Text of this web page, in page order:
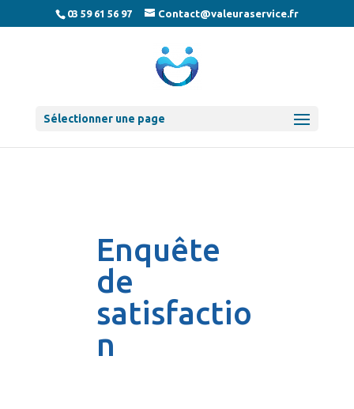
03 59 61 56 97 Contact@valeuraservice.fr
Sélectionner une page
de
satisfaction
Enquête
de
satisfactio
n